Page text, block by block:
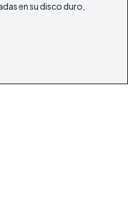
en su disco duro,